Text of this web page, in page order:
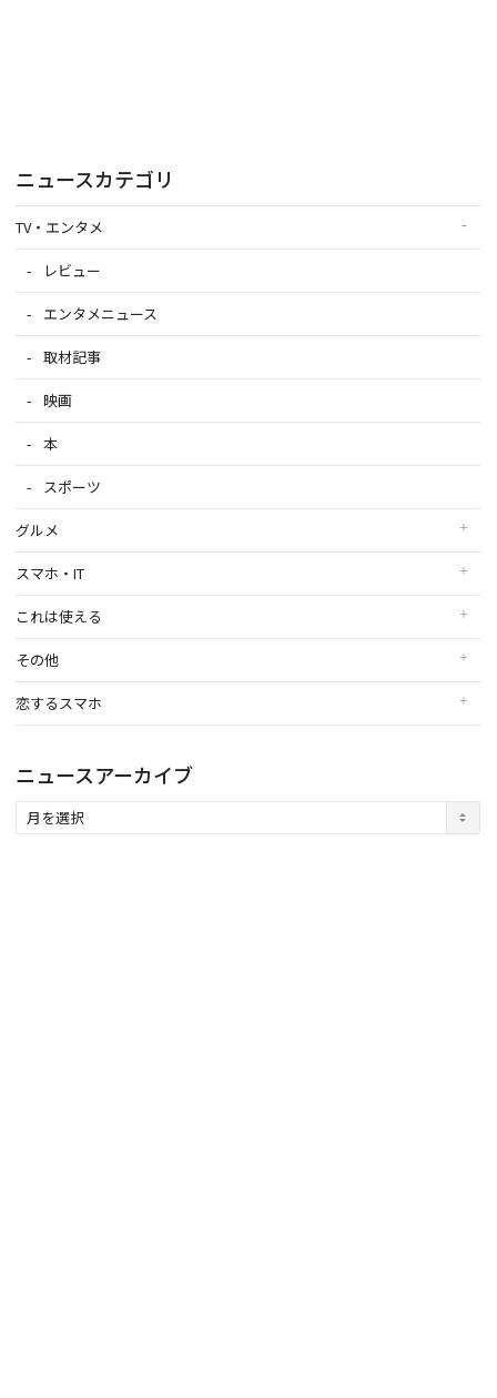
ニュースカテゴリ
TV・エンタメ
レビュー
エンタメニュース
取材記事
映画
本
スポーツ
グルメ
スマホ・IT
これは使える
その他
恋するスマホ
ニュースアーカイブ
ュ